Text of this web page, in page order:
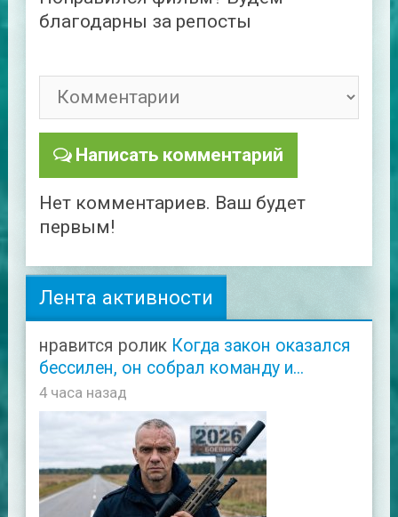
благодарны за репосты
Написать комментарий
Нет комментариев. Ваш будет
первым!
Лента активности
нравится ролик Когда закон оказался
бессилен, он собрал команду и...
4 часа назад